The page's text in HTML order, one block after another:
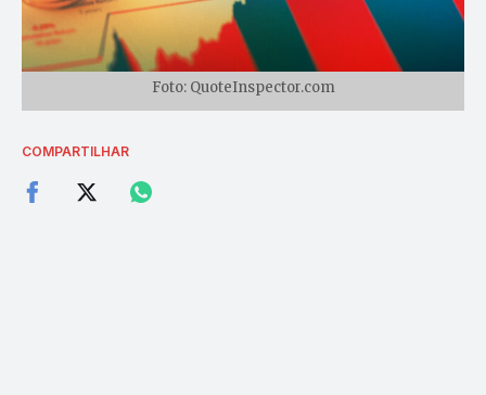
Foto: QuoteInspector.com
COMPARTILHAR